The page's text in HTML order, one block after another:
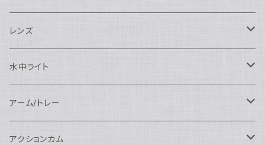
SEA&SEA
Nautciam
SEA&SEA
OM SYSTEM用
Nauticam
AOI
Panasonic用
Nauticam
FUJIFILM用
Nauticam
Nauticam
N120マクロポート
ドームポート
マクロポート
AOI
ドームポート
フラットポート
FIX
アクセサリー
Athena
ドームポート
OM SYSTEM用
Nauticam
SEA&SEA
SEA&SEA
アクセサリー
AOI
アクセサリー
アクセサリー
weefine
レンズ
マクロコンバージョンレンズ
Nauticam
AOI
ワイドコンバージョンレンズ
Nauticam
ワイドアングルコンバージョンポート
水中ライト
大光量 3000ルーメン以上
リングライト
アーム/トレー
アーム
アクションカム